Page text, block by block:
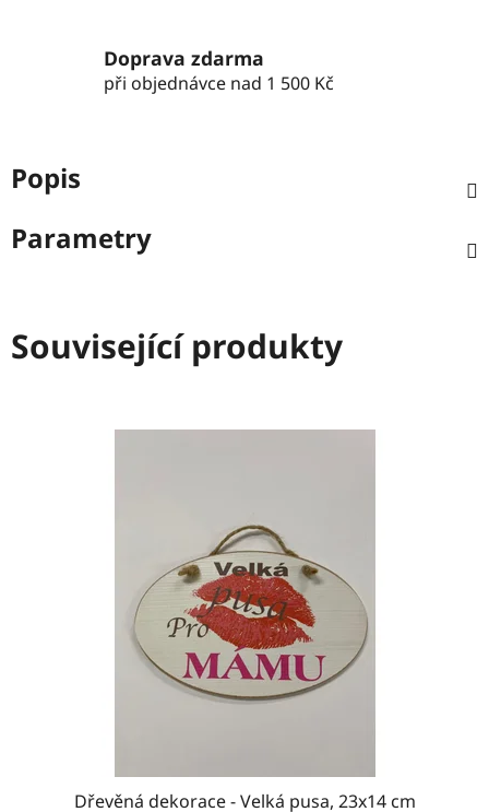
Doprava zdarma
při objednávce nad 1 500 Kč
Popis
Parametry
Související produkty
Dřevěná dekorace - Velká pusa, 23x14 cm